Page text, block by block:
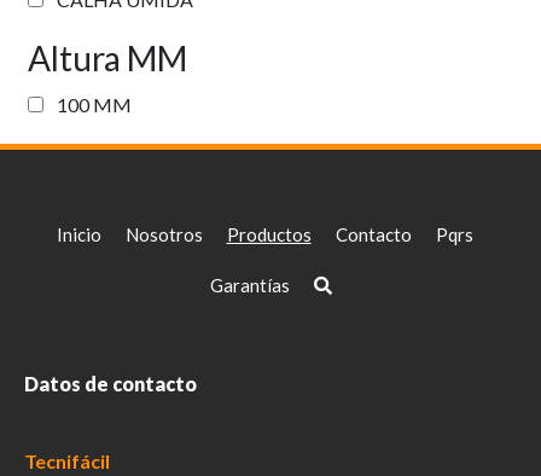
Altura MM
100 MM
Inicio Nosotros Productos Contacto Pqrs
Garantías
Datos de contacto
Tecnifácil